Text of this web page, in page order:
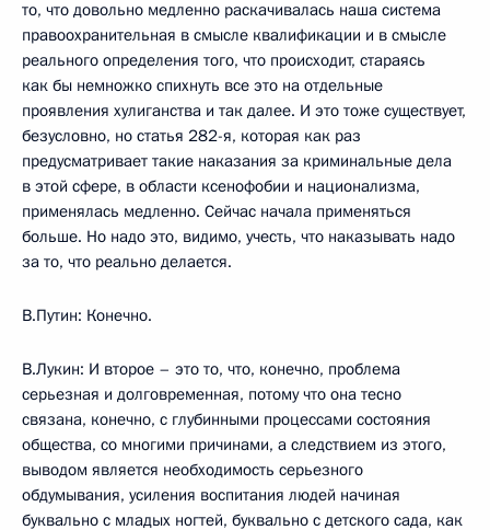
то, что довольно медленно раскачивалась наша система
правоохранительная в смысле квалификации и в смысле
реального определения того, что происходит, стараясь
как бы немножко спихнуть все это на отдельные
проявления хулиганства и так далее. И это тоже существует,
безусловно, но статья 282-я, которая как раз
предусматривает такие наказания за криминальные дела
в этой сфере, в области ксенофобии и национализма,
применялась медленно. Сейчас начала применяться
больше. Но надо это, видимо, учесть, что наказывать надо
за то, что реально делается.
В.Путин: Конечно.
В.Лукин: И второе – это то, что, конечно, проблема
серьезная и долговременная, потому что она тесно
связана, конечно, с глубинными процессами состояния
общества, со многими причинами, а следствием из этого,
выводом является необходимость серьезного
обдумывания, усиления воспитания людей начиная
буквально с младых ногтей, буквально с детского сада, как